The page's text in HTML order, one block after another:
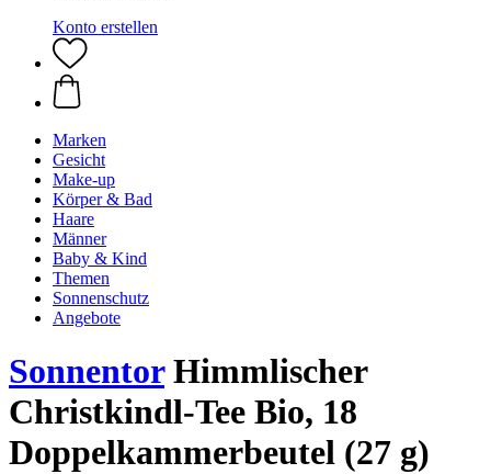
Konto erstellen
Marken
Gesicht
Make-up
Körper & Bad
Haare
Männer
Baby & Kind
Themen
Sonnenschutz
Angebote
SonnentorHimmlischer
Christkindl-Tee Bio, 18
Doppelkammerbeutel (27 g)